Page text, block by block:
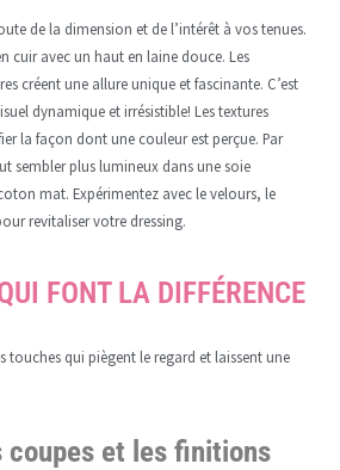
de la dimension et de l’intérêt à vos tenues.
cuir avec un haut en laine douce. Les
créent une allure unique et fascinante. C’est
dynamique et irrésistible! Les textures
la façon dont une couleur est perçue. Par
sembler plus lumineux dans une soie
mat. Expérimentez avec le velours, le
revitaliser votre dressing.
FONT LA DIFFÉRENCE
touches qui piègent le regard et laissent une
coupes et les finitions